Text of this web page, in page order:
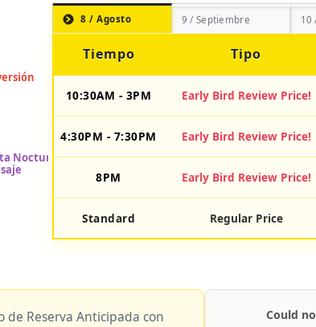
8 / Agosto 9 / Septiembre 10
Tiempo Tipo
10:30AM - 3PM Early Bird Review Price!
4:30PM - 7:30PM Early Bird Review Price!
8PM Early Bird Review Price!
Standard Regular Price
de Reserva Anticipada con
Could